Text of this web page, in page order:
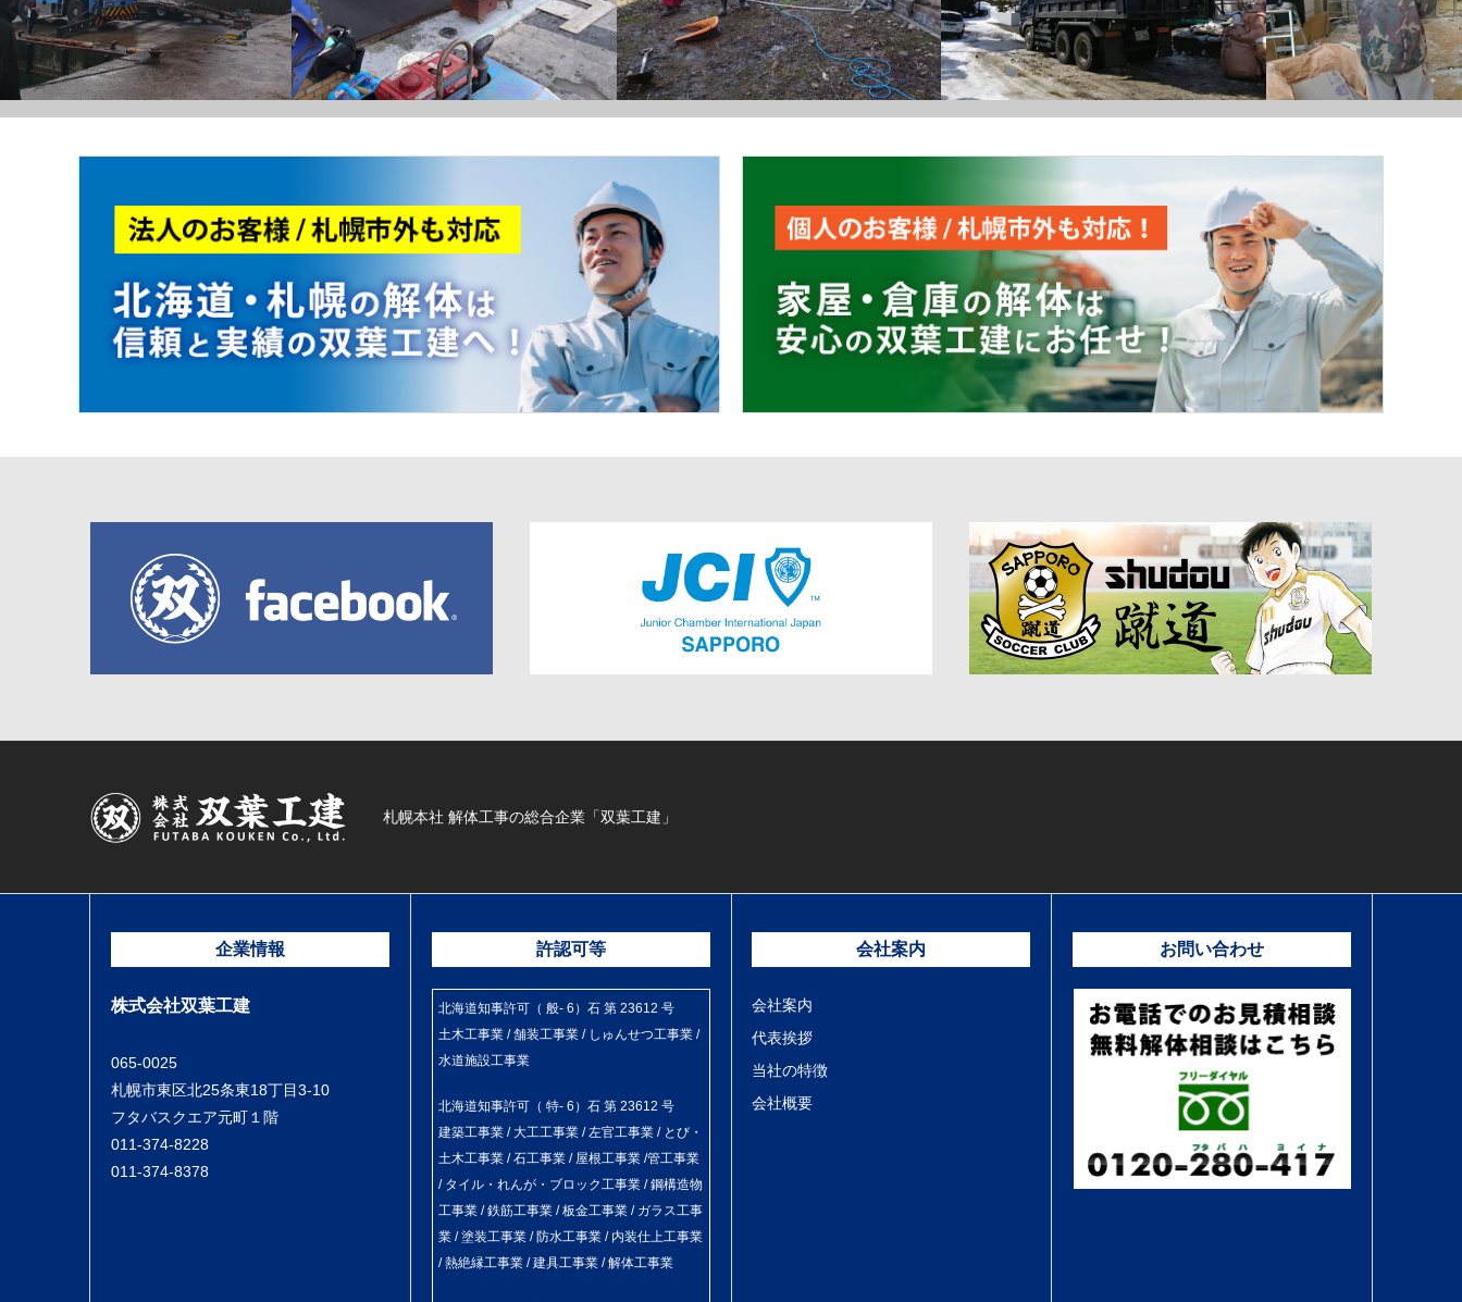
札幌本社 解体工事の総合企業「双葉工建」
企業情報
株式会社双葉工建
065-0025
札幌市東区北25条東18丁目3-10
フタバスクエア元町１階
011-374-8228
011-374-8378
許認可等
北海道知事許可（ 般- 6）石 第 23612 号
土木工事業 / 舗装工事業 / しゅんせつ工事業 /
水道施設工事業
北海道知事許可（ 特- 6）石 第 23612 号
建築工事業 / 大工工事業 / 左官工事業 / とび・
土木工事業 / 石工事業 / 屋根工事業 /管工事業
/ タイル・れんが・ブロック工事業 / 鋼構造物
工事業 / 鉄筋工事業 / 板金工事業 / ガラス工事
業 / 塗装工事業 / 防水工事業 / 内装仕上工事業
/ 熱絶縁工事業 / 建具工事業 / 解体工事業
会社案内
会社案内
代表挨拶
当社の特徴
会社概要
お問い合わせ